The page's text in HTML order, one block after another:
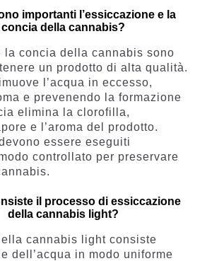
importanti l’essiccazione e la
concia della cannabis?
la concia della cannabis sono
un prodotto di alta qualità.
l’acqua in eccesso,
e prevenendo la formazione
elimina la clorofilla,
e l’aroma del prodotto.
essere eseguiti
controllato per preservare
il processo di essiccazione
della cannabis light?
cannabis light consiste
dell’acqua in modo uniforme